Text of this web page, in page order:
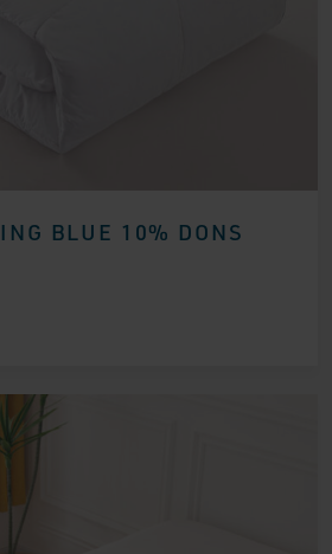
BLUE 10% DONS